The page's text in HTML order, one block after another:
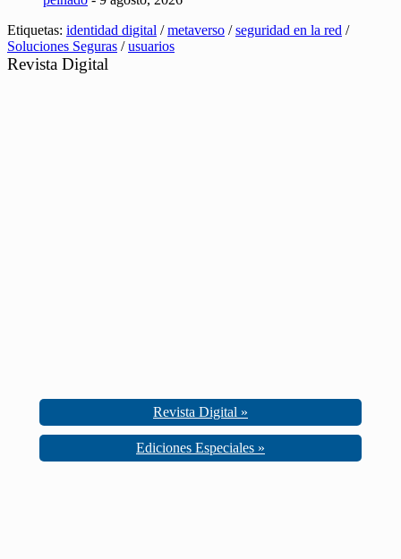
Etiquetas: identidad digital /metaverso /seguridad en la red /
Soluciones Seguras /usuarios
Revista Digital
Revista Digital »
Ediciones Especiales »